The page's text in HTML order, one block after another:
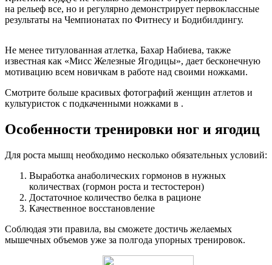
на рельеф все, но и регулярно демонстрирует первоклассные
результаты на Чемпионатах по Фитнесу и Бодибилдингу.
Не менее титулованная атлетка, Бахар Набиева, также
известная как «Мисс Железные Ягодицы», дает бесконечную
мотивацию всем новичкам в работе над своими ножками.
Смотрите больше красивых фотографий женщин атлетов и
культуристок с подкаченными ножками в .
Особенности тренировки ног и ягодиц
Для роста мышц необходимо несколько обязательных условий:
Выработка анаболических гормонов в нужных
количествах (гормон роста и тестостерон)
Достаточное количество белка в рационе
Качественное восстановление
Соблюдая эти правила, вы сможете достичь желаемых
мышечных объемов уже за полгода упорных тренировок.